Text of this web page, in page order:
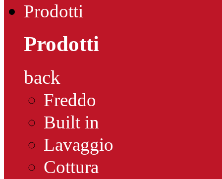
Prodotti
Prodotti
back
Freddo
Built in
Lavaggio
Cottura